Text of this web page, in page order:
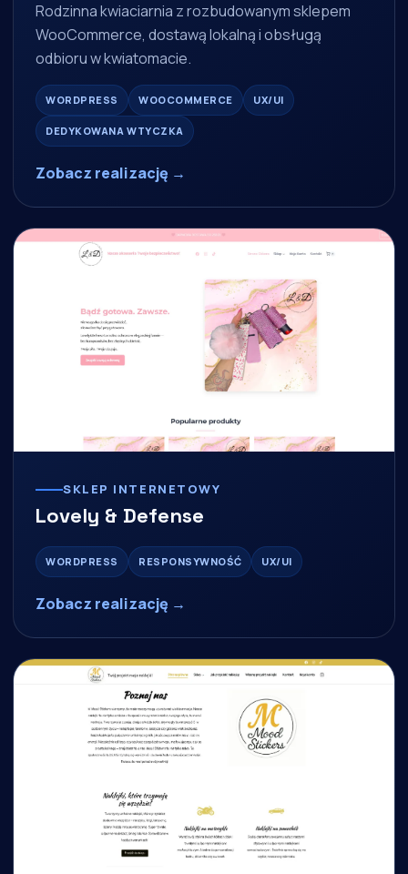
Rodzinna kwiaciarnia z rozbudowanym sklepem
WooCommerce, dostawą lokalną i obsługą
odbioru w kwiatomacie.
WORDPRESS WOOCOMMERCE UX/UI
DEDYKOWANA WTYCZKA
Zobacz realizację →
SKLEP INTERNETOWY
Lovely & Defense
WORDPRESS RESPONSYWNOŚĆ UX/UI
Zobacz realizację →